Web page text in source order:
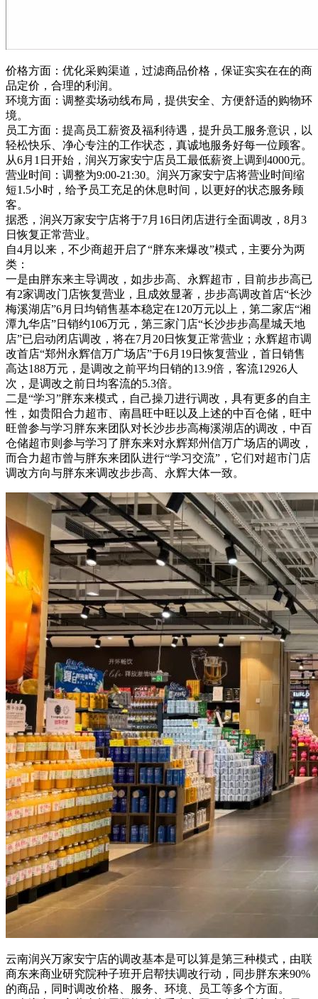
价格方面：优化采购渠道，过滤商品价格，保证实实在在的商
品定价，合理的利润。
环境方面：调整卖场动线布局，提供安全、方便舒适的购物环
境。
员工方面：提高员工薪资及福利待遇，提升员工服务意识，以
轻松快乐、净心专注的工作状态，真诚地服务好每一位顾客。
从6月1日开始，润兴万家安宁店员工最低薪资上调到4000元。
营业时间：调整为9:00-21:30。润兴万家安宁店将营业时间缩
短1.5小时，给予员工充足的休息时间，以更好的状态服务顾
客。
据悉，润兴万家安宁店将于7月16日闭店进行全面调改，8月3
日恢复正常营业。
自4月以来，不少商超开启了“胖东来爆改”模式，主要分为两
类：
一是由胖东来主导调改，如步步高、永辉超市，目前步步高已
有2家调改门店恢复营业，且成效显著，步步高调改首店“长沙
梅溪湖店”6月日均销售基本稳定在120万元以上，第二家店“湘
潭九华店”日销约106万元，第三家门店“长沙步步高星城天地
店”已启动闭店调改，将在7月20日恢复正常营业；永辉超市调
改首店“郑州永辉信万广场店”于6月19日恢复营业，首日销售
高达188万元，是调改之前平均日销的13.9倍，客流12926人
次，是调改之前日均客流的5.3倍。
二是“学习”胖东来模式，自己操刀进行调改，具有更多的自主
性，如贵阳合力超市、南昌旺中旺以及上述的中百仓储，旺中
旺曾参与学习胖东来团队对长沙步步高梅溪湖店的调改，中百
仓储超市则参与学习了胖东来对永辉郑州信万广场店的调改，
而合力超市曾与胖东来团队进行“学习交流”，它们对超市门店
调改方向与胖东来调改步步高、永辉大体一致。
云南润兴万家安宁店的调改基本是可以算是第三种模式，由联
商东来商业研究院种子班开启帮扶调改行动，同步胖东来90%
的商品，同时调改价格、服务、环境、员工等多个方面。